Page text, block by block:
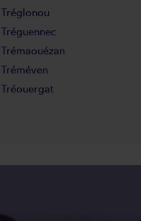
Tréglonou
Tréguennec
Trémaouézan
Tréméven
Tréouergat